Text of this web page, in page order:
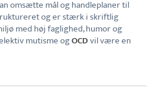
omsætte mål og handleplaner til
og er stærk i skriftlig
med høj faglighed, humor og
mutisme ogOCDvil være en